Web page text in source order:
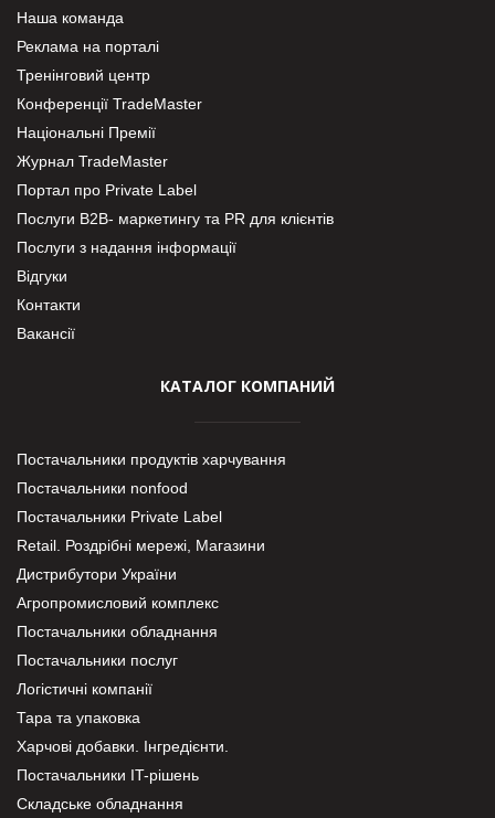
Наша команда
Реклама на порталі
Тренінговий центр
Конференції TradeMaster
Національні Премії
Журнал TradeMaster
Портал про Private Label
Послуги В2В- маркетингу та PR для клієнтів
Послуги з надання інформації
Відгуки
Контакти
Вакансії
КАТАЛОГ КОМПАНИЙ
Постачальники продуктів харчування
Постачальники nonfood
Постачальники Private Label
Retail. Роздрібні мережі, Магазини
Дистрибутори України
Агропромисловий комплекс
Постачальники обладнання
Постачальники послуг
Логістичні компанії
Тара та упаковка
Харчові добавки. Інгредієнти.
Постачальники IT-рішень
Складське обладнання